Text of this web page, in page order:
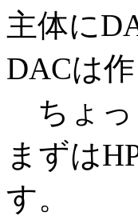
主体に
DACは
ちょっ
まずは
す。